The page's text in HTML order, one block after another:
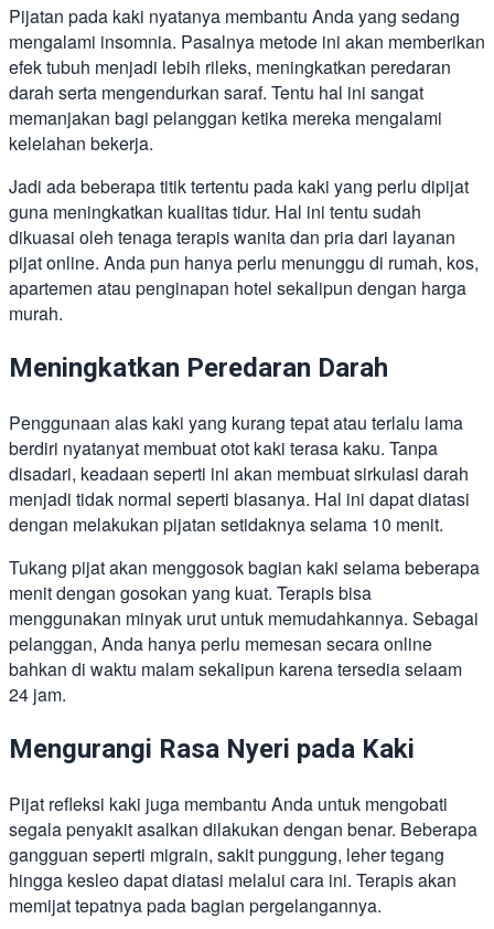
Pijatan pada kaki nyatanya membantu Anda yang sedang
mengalami insomnia. Pasalnya metode ini akan memberikan
efek tubuh menjadi lebih rileks, meningkatkan peredaran
darah serta mengendurkan saraf. Tentu hal ini sangat
memanjakan bagi pelanggan ketika mereka mengalami
kelelahan bekerja.
Jadi ada beberapa titik tertentu pada kaki yang perlu dipijat
guna meningkatkan kualitas tidur. Hal ini tentu sudah
dikuasai oleh tenaga terapis wanita dan pria dari layanan
pijat online. Anda pun hanya perlu menunggu di rumah, kos,
apartemen atau penginapan hotel sekalipun dengan harga
murah.
Meningkatkan Peredaran Darah
Penggunaan alas kaki yang kurang tepat atau terlalu lama
berdiri nyatanyat membuat otot kaki terasa kaku. Tanpa
disadari, keadaan seperti ini akan membuat sirkulasi darah
menjadi tidak normal seperti biasanya. Hal ini dapat diatasi
dengan melakukan pijatan setidaknya selama 10 menit.
Tukang pijat akan menggosok bagian kaki selama beberapa
menit dengan gosokan yang kuat. Terapis bisa
menggunakan minyak urut untuk memudahkannya. Sebagai
pelanggan, Anda hanya perlu memesan secara online
bahkan di waktu malam sekalipun karena tersedia selaam
24 jam.
Mengurangi Rasa Nyeri pada Kaki
Pijat refleksi kaki juga membantu Anda untuk mengobati
segala penyakit asalkan dilakukan dengan benar. Beberapa
gangguan seperti migrain, sakit punggung, leher tegang
hingga kesleo dapat diatasi melalui cara ini. Terapis akan
memijat tepatnya pada bagian pergelangannya.